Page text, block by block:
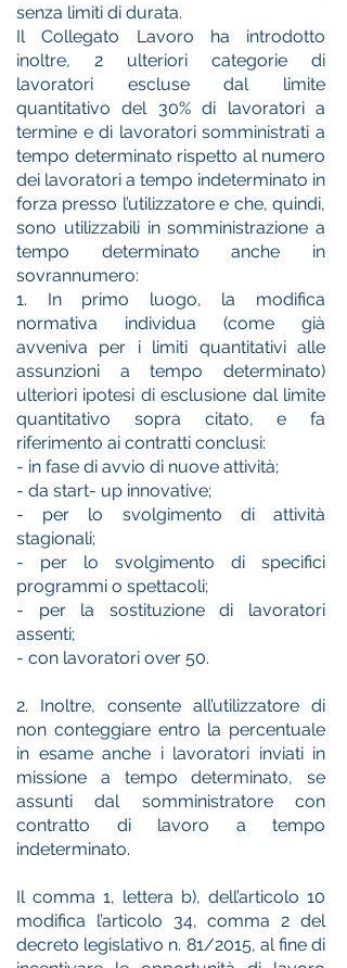
senza limiti di durata.
Il Collegato Lavoro ha introdotto
inoltre, 2 ulteriori categorie di
lavoratori escluse dal limite
quantitativo del 30% di lavoratori a
termine e di lavoratori somministrati a
tempo determinato rispetto al numero
dei lavoratori a tempo indeterminato in
forza presso l’utilizzatore e che, quindi,
sono utilizzabili in somministrazione a
tempo determinato anche in
sovrannumero:
1. In primo luogo, la modifica
normativa individua (come già
avveniva per i limiti quantitativi alle
assunzioni a tempo determinato)
ulteriori ipotesi di esclusione dal limite
quantitativo sopra citato, e fa
riferimento ai contratti conclusi:
- in fase di avvio di nuove attività;
- da start- up innovative;
- per lo svolgimento di attività
stagionali;
- per lo svolgimento di specifici
programmi o spettacoli;
- per la sostituzione di lavoratori
assenti;
- con lavoratori over 50.
2. Inoltre, consente all’utilizzatore di
non conteggiare entro la percentuale
in esame anche i lavoratori inviati in
missione a tempo determinato, se
assunti dal somministratore con
contratto di lavoro a tempo
indeterminato.
Il comma 1, lettera b), dell’articolo 10
modifica l’articolo 34, comma 2 del
decreto legislativo n. 81/2015, al fine di